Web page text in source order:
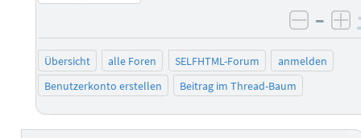
–
Übersicht alle Foren SELFHTML-Forum
anmelden
Benutzerkonto erstellen
Beitrag im Thread-Baum